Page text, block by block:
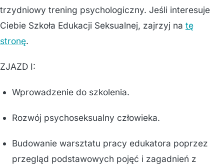
trzydniowy trening psychologiczny. Jeśli interesuje
Ciebie Szkoła Edukacji Seksualnej, zajrzyj na tę
stronę.
ZJAZD I:
Wprowadzenie do szkolenia.
Rozwój psychoseksualny człowieka.
Budowanie warsztatu pracy edukatora poprzez
przegląd podstawowych pojęć i zagadnień z